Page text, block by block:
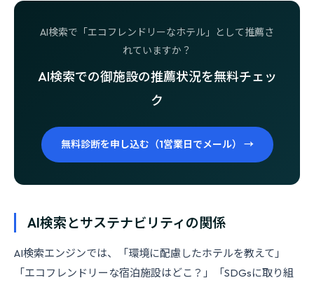
AI検索で「エコフレンドリーなホテル」として推薦さ
れていますか？
AI検索での御施設の推薦状況を無料チェッ
ク
無料診断を申し込む（1営業日でメール） →
AI検索とサステナビリティの関係
AI検索エンジンでは、「環境に配慮したホテルを教えて」
「エコフレンドリーな宿泊施設はどこ？」「SDGsに取り組